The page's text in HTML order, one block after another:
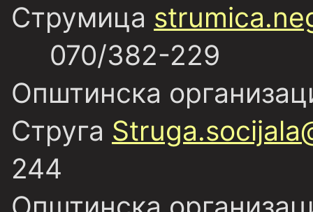
Струмица
070/382-229
Општинска
Струга
244